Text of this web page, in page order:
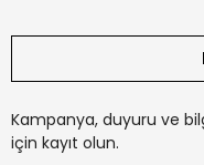
Kampanya, duyuru ve
için kayıt olun.